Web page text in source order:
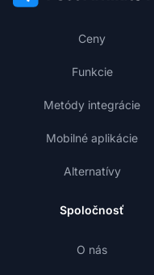
Ceny
Funkcie
Metódy integrácie
Mobilné aplikácie
Alternatívy
Spoločnosť
O nás